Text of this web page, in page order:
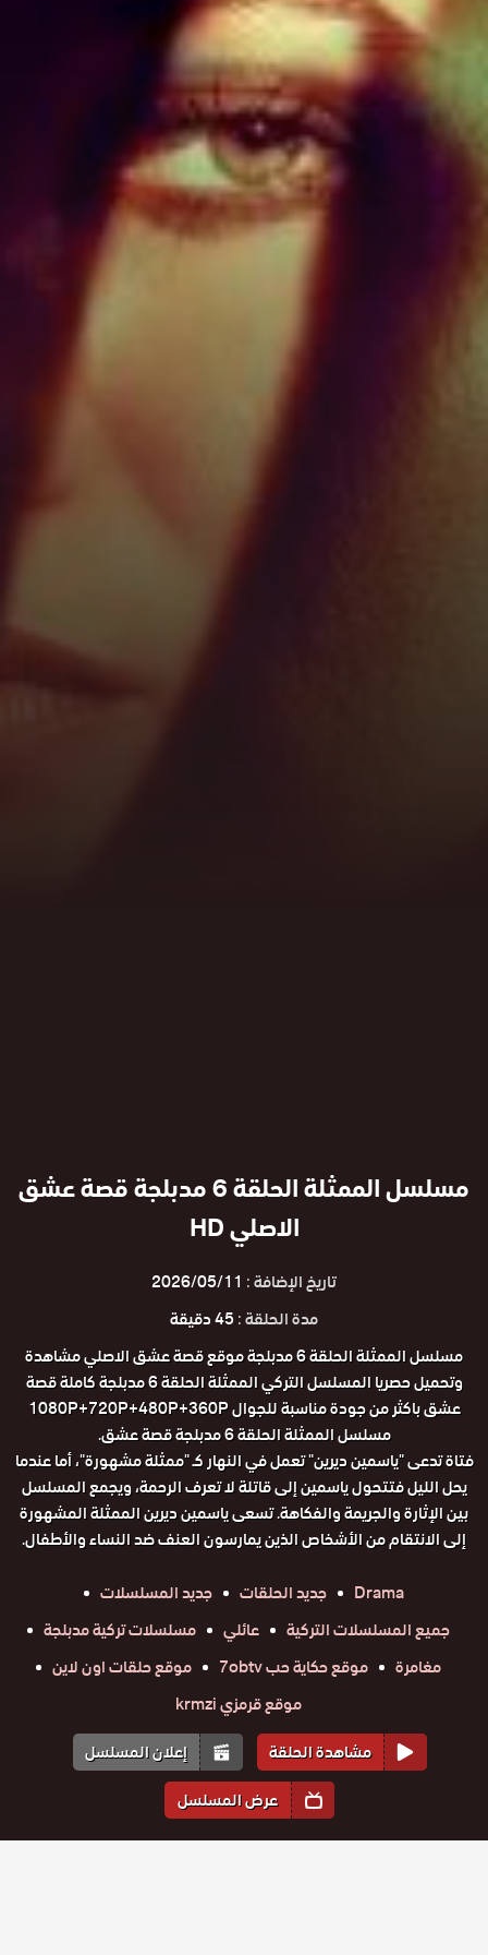
مسلسل الممثلة الحلقة 6 مدبلجة قصة عشق
الاصلي HD
تاريخ الإضافة : 2026/05/11
مدة الحلقة :45 دقيقة
مسلسل الممثلة الحلقة 6 مدبلجة موقع قصة عشق الاصلي مشاهدة
وتحميل حصريا المسلسل التركي الممثلة الحلقة 6 مدبلجة كاملة قصة
عشق باكثر من جودة مناسبة للجوال 1080P+720P+480P+360P
مسلسل الممثلة الحلقة 6 مدبلجة قصة عشق.
فتاة تدعى "ياسمين ديرين" تعمل في النهار كـ "ممثلة مشهورة"، أما عندما
يحل الليل فتتحول ياسمين إلى قاتلة لا تعرف الرحمة، ويجمع المسلسل
بين الإثارة والجريمة والفكاهة. تسعى ياسمين ديرين الممثلة المشهورة
إلى الانتقام من الأشخاص الذين يمارسون العنف ضد النساء والأطفال.
Drama
جديد الحلقات
جديد المسلسلات
جميع المسلسلات التركية
عائلي
مسلسلات تركية مدبلجة
مغامرة
موقع حكاية حب 7obtv
موقع حلقات اون لاين
موقع قرمزي krmzi
مشاهدة الحلقة
إعلان المسلسل
عرض المسلسل